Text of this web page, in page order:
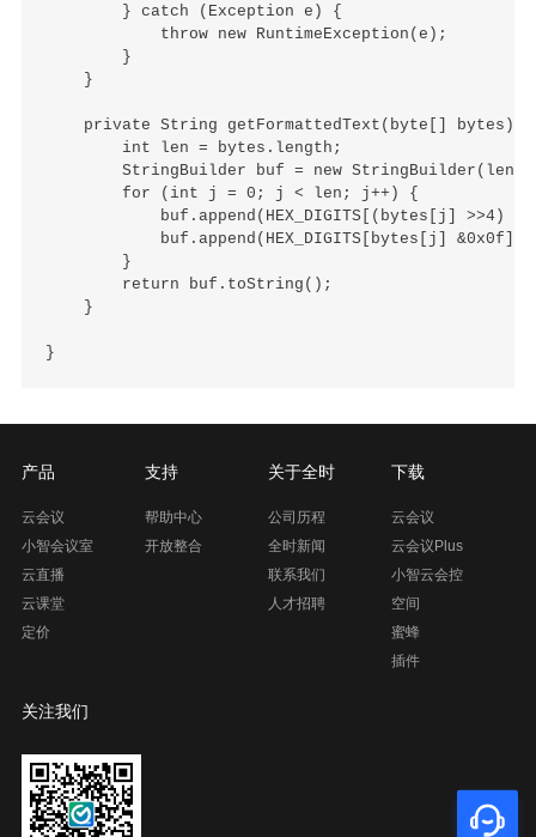
        } catch (Exception e) {
            throw new RuntimeException(e);
        }
    }
    private String getFormattedText(byte[] bytes){
        int len = bytes.length;
StringBuilder buf = new StringBuilder(len
        for (int j = 0; j < len; j++) {
buf.append(HEX_DIGITS[(bytes[j] >>4)
            buf.append(HEX_DIGITS[bytes[j] &0x0f]);
        }
        return buf.toString();
    }
产品
云会议
小智会议室
云直播
云课堂
定价
支持
帮助中心
开放整合
关于全时
公司历程
全时新闻
联系我们
人才招聘
下载
云会议
云会议Plus
小智云会控
空间
蜜蜂
插件
关注我们